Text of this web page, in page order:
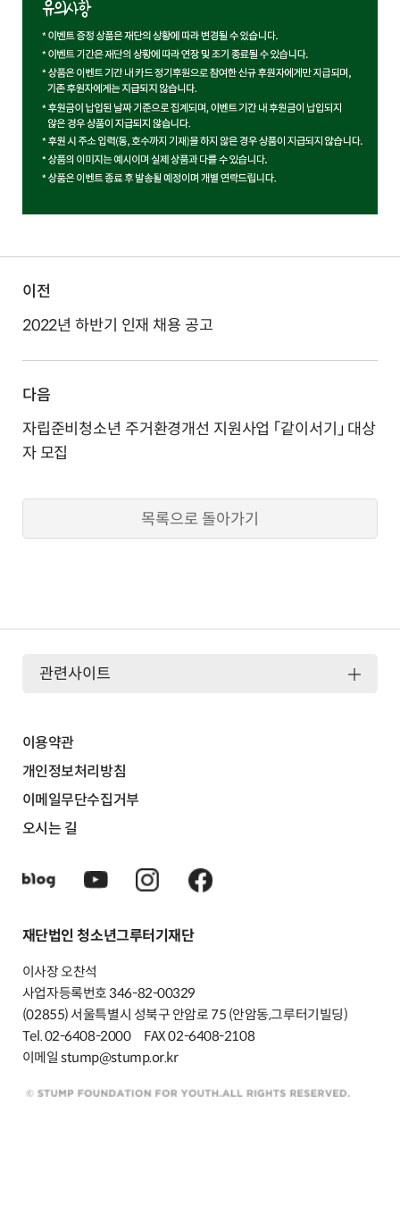
이전
2022년 하반기 인재 채용 공고
다음
자립준비청소년 주거환경개선 지원사업 「같이서기」 대상
자 모집
목록으로 돌아가기
이용약관
개인정보처리방침
이메일무단수집거부
오시는 길
재단법인 청소년그루터기재단
이사장 오찬석
사업자등록번호 346-82-00329
(02855) 서울특별시 성북구 안암로 75 (안암동,그루터기빌딩)
Tel. 02-6408-2000
FAX 02-6408-2108
이메일 stump@stump.or.kr
관련사이트